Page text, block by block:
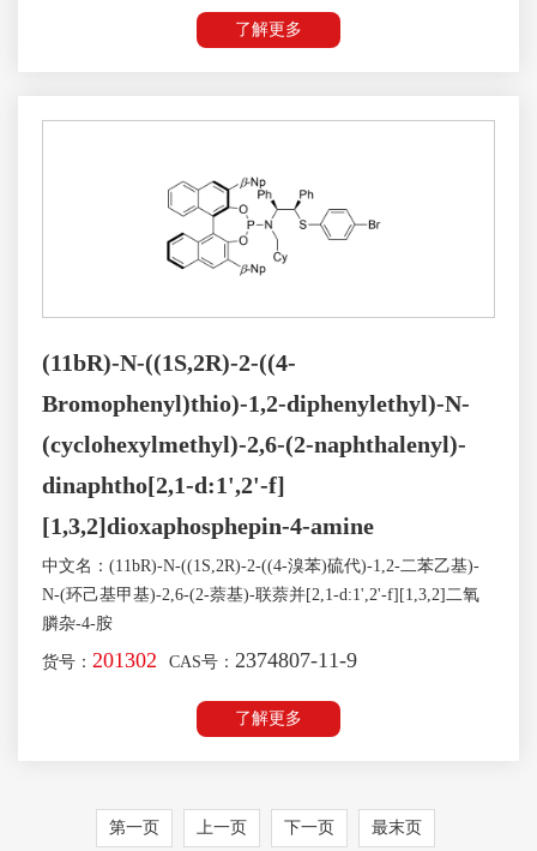
了解更多
(11bR)-N-((1S,2R)-2-((4-
Bromophenyl)thio)-1,2-diphenylethyl)-N-
(cyclohexylmethyl)-2,6-(2-naphthalenyl)-
dinaphtho[2,1-d:1',2'-f]
[1,3,2]dioxaphosphepin-4-amine
中文名：(11bR)-N-((1S,2R)-2-((4-溴苯)硫代)-1,2-二苯乙基)-
N-(环己基甲基)-2,6-(2-萘基)-联萘并[2,1-d:1',2'-f][1,3,2]二氧
膦杂-4-胺
货号： 201302 CAS号： 2374807-11-9
了解更多
第一页 上一页 下一页 最末页